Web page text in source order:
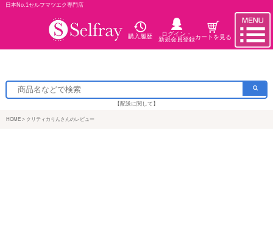
日本No.1セルフマツエク専門店
購入履歴
ログイン・
新規会員登録カートを見る
【配送に関して】
HOME クリティカりんさんのレビュー